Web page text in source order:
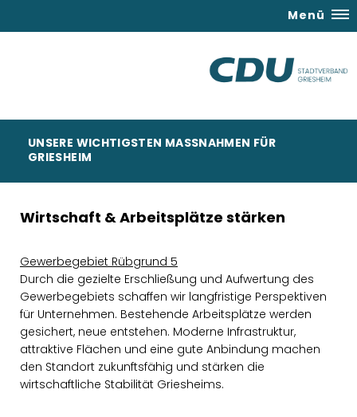
Menü
UNSERE WICHTIGSTEN MASSNAHMEN FÜR G
RIESHEIM
Wirtschaft & Arbeitsplätze stärken
Gewerbegebiet Rübgrund 5
Durch die gezielte Erschließung und Aufwertung des
Gewerbegebiets schaffen wir langfristige Perspektiven
für Unternehmen. Bestehende Arbeitsplätze werden
gesichert, neue entstehen. Moderne Infrastruktur,
attraktive Flächen und eine gute Anbindung machen
den Standort zukunftsfähig und stärken die
wirtschaftliche Stabilität Griesheims.